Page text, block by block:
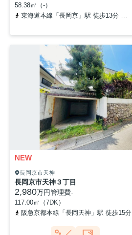
58.38㎡（-）
東海道本線「長岡京」駅 徒歩13分
NEW
長岡京市天神
長岡京市天神３丁目
2,980万円管理費-
117.00㎡（7DK）
阪急京都本線「長岡天神」駅 徒歩15分